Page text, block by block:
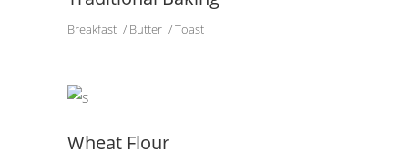
Breakfast Butter Toast
Wheat Flour